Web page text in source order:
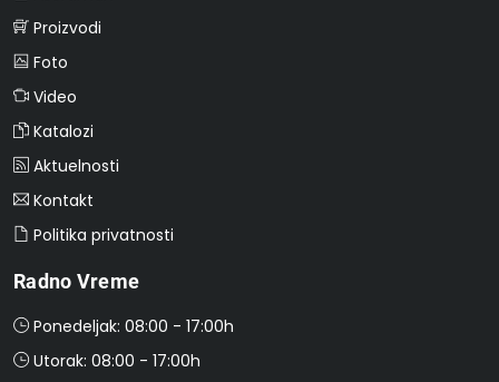
Proizvodi
Foto
Video
Katalozi
Aktuelnosti
Kontakt
Politika privatnosti
Radno Vreme
Ponedeljak: 08:00 - 17:00h
Utorak: 08:00 - 17:00h